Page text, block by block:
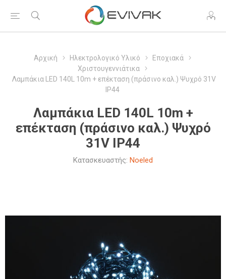
Αρχική Ηλεκτρολογικό Υλικό
Εποχιακά
Χριστουγεννιάτικα
Λαμπάκια LED 140L 10m + επέκταση (πράσινο καλ.) Ψυχρό 31V
IP44
Λαμπάκια LED 140L 10m +
επέκταση (πράσινο καλ.) Ψυχρό
31V IP44
Κατασκευαστής: Noeled